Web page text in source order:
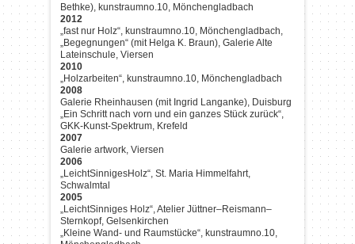
Bethke), kunstraumno.10, Mönchengladbach
2012
„fast nur Holz“, kunstraumno.10, Mönchengladbach,
„Begegnungen“ (mit Helga K. Braun), Galerie Alte
Lateinschule, Viersen
2010
„Holzarbeiten“, kunstraumno.10, Mönchengladbach
2008
Galerie Rheinhausen (mit Ingrid Langanke), Duisburg
„Ein Schritt nach vorn und ein ganzes Stück zurück“,
GKK-Kunst-Spektrum, Krefeld
2007
Galerie artwork, Viersen
2006
„LeichtSinnigesHolz“, St. Maria Himmelfahrt,
Schwalmtal
2005
„LeichtSinniges Holz“, Atelier Jüttner–Reismann–
Sternkopf, Gelsenkirchen
„Kleine Wand- und Raumstücke“, kunstraumno.10,